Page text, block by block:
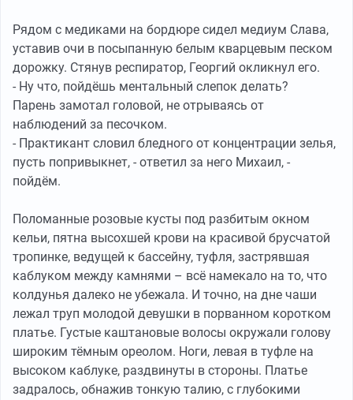
Рядом с медиками на бордюре сидел медиум Слава,
уставив очи в посыпанную белым кварцевым песком
дорожку. Стянув респиратор, Георгий окликнул его.
- Ну что, пойдёшь ментальный слепок делать?
Парень замотал головой, не отрываясь от
наблюдений за песочком.
- Практикант словил бледного от концентрации зелья,
пусть попривыкнет, - ответил за него Михаил, -
пойдём.
Поломанные розовые кусты под разбитым окном
кельи, пятна высохшей крови на красивой брусчатой
тропинке, ведущей к бассейну, туфля, застрявшая
каблуком между камнями – всё намекало на то, что
колдунья далеко не убежала. И точно, на дне чаши
лежал труп молодой девушки в порванном коротком
платье. Густые каштановые волосы окружали голову
широким тёмным ореолом. Ноги, левая в туфле на
высоком каблуке, раздвинуты в стороны. Платье
задралось, обнажив тонкую талию, с глубокими